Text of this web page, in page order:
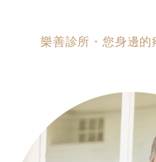
樂善診所・您身邊的